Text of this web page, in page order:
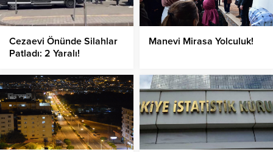
Cezaevi Önünde Silahlar
Patladı: 2 Yaralı!
Manevi Mirasa Yolculuk!